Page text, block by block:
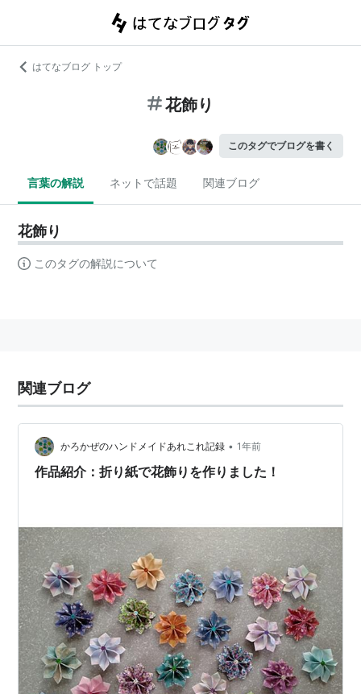
はてなブログ トップ
花飾り
このタグでブログを書く
言葉の解説 ネットで話題 関連ブログ
花飾り
このタグの解説について
関連ブログ
かろかぜのハンドメイドあれこれ記録 • 1年前
作品紹介：折り紙で花飾りを作りました！